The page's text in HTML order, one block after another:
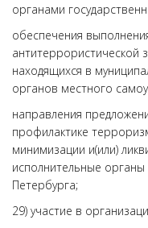
органами
обеспечения
антитеррористической
находящихся в
органов местного
направления
профилактике
минимизации и(или)
исполнительные органы
Петербурга;
29) участие в